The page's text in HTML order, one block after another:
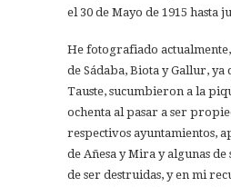
el 30 de Mayo de 1915 hasta
He fotografiado actualmente,
de Sádaba, Biota y Gallur, ya
Tauste, sucumbieron a la
ochenta al pasar a ser
respectivos ayuntamientos,
de Añesa y Mira y algunas de
de ser destruidas, y en mi